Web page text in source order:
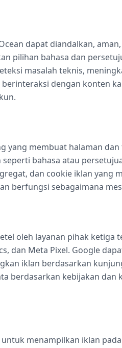
dapat diandalkan,
pilihan bahasa dan
masalah teknis,
dengan konten
yang membuat halaman
bahasa atau
dan cookie iklan yang
berfungsi sebagaimana
oleh layanan pihak ketiga
dan Meta Pixel. Google
iklan berdasarkan
berdasarkan kebijakan dan
menampilkan iklan